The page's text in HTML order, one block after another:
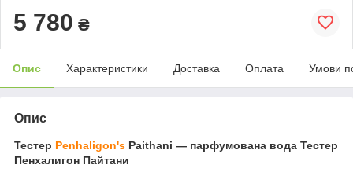
5 780 ₴
Опис Характеристики Доставка Оплата Умови
Опис
Тестер Penhaligon's Paithani ― парфумована вода Тестер
Пенхалигон Пайтани